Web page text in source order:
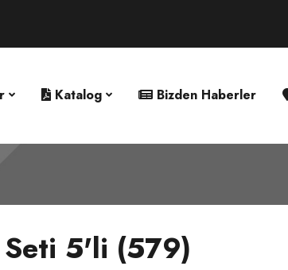
Katalog Bizden Haberler
Seti 5'li (579)